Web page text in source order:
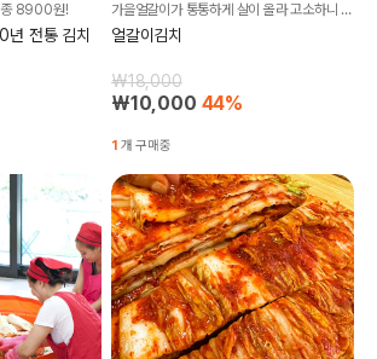
종 8900원!
년 전통 김치
가을얼갈이가 통통하게 살이 올라 고소하니 단맛이 나네요
얼갈이김치
₩18,000
₩10,000 44%
1 개 구매중